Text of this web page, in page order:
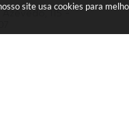
site usa cookies para
115 -